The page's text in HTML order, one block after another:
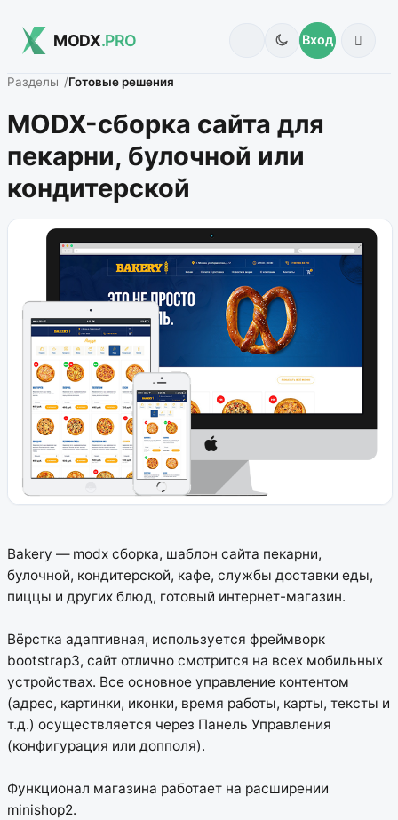
MODX.PRO Вход
Разделы Готовые решения
MODX-сборка сайта для
пекарни, булочной или
кондитерской
Bakery — modx сборка, шаблон сайта пекарни,
булочной, кондитерской, кафе, службы доставки еды,
пиццы и других блюд, готовый интернет-магазин.
Вёрстка адаптивная, используется фреймворк
bootstrap3, сайт отлично смотрится на всех мобильных
устройствах. Все основное управление контентом
(адрес, картинки, иконки, время работы, карты, тексты и
т.д.) осуществляется через Панель Управления
(конфигурация или допполя).
Функционал магазина работает на расширении
minishop2.